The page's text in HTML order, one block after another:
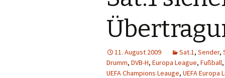
Gastautoren
Sendungen
F
G
11. August 2009 Sat.1, Sender,
Drumm, DVB-H, Europa League, Fußball,
UEFA Champions Leauge, UEFA Europa